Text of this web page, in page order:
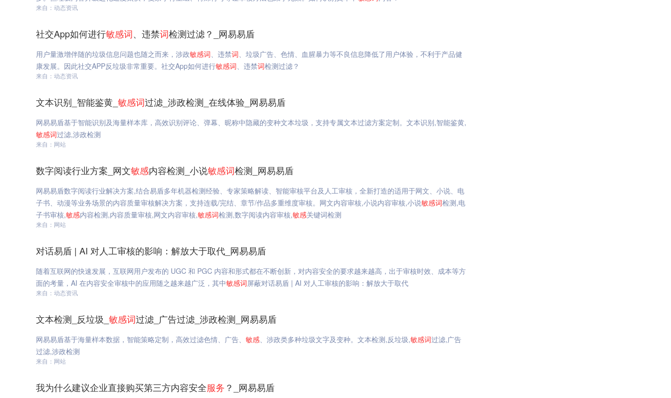
来自：动态资讯
社交App如何进行敏感词、违禁词检测过滤？_网易易盾
用户量激增伴随的垃圾信息问题也随之而来，涉政敏感词、违禁词、垃圾广告、色情、血腥暴力等不良信息降低了用户体验，不利于产品健
康发展。因此社交APP反垃圾非常重要。社交App如何进行敏感词、违禁词检测过滤？
来自：动态资讯
文本识别_智能鉴黄_ 敏感词过滤_涉政检测_在线体验_网易易盾
网易易盾基于智能识别及海量样本库，高效识别评论、弹幕、昵称中隐藏的变种文本垃圾，支持专属文本过滤方案定制。文本识别,智能鉴黄,
敏感词过滤,涉政检测
来自：网站
数字阅读行业方案_网文敏感内容检测_小说敏感词检测_网易易盾
网易易盾数字阅读行业解决方案,结合易盾多年机器检测经验、专家策略解读、智能审核平台及人工审核，全新打造的适用于网文、小说、电
子书、动漫等业务场景的内容质量审核解决方案，支持连载/完结、章节/作品多重维度审核。网文内容审核,小说内容审核,小说敏感词检测,电
子书审核,敏感内容检测,内容质量审核,网文内容审核,敏感词检测,数字阅读内容审核,敏感关键词检测
来自：网站
对话易盾 | AI 对人工审核的影响：解放大于取代_网易易盾
随着互联网的快速发展，互联网用户发布的 UGC 和 PGC 内容和形式都在不断创新，对内容安全的要求越来越高，出于审核时效、成本等方
面的考量，AI 在内容安全审核中的应用随之越来越广泛，其中敏感词屏蔽对话易盾 | AI 对人工审核的影响：解放大于取代
来自：动态资讯
文本检测_反垃圾_ 敏感词过滤_广告过滤_涉政检测_网易易盾
网易易盾基于海量样本数据，智能策略定制，高效过滤色情、广告、 敏感、涉政类多种垃圾文字及变种。文本检测,反垃圾,敏感词过滤,广告
过滤,涉政检测
来自：网站
我为什么建议企业直接购买第三方内容安全服务 ？_网易易盾